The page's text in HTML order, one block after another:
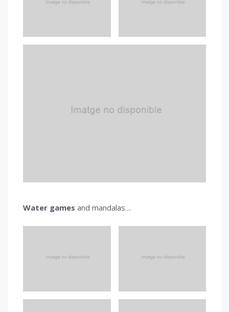
Water games and mandalas…